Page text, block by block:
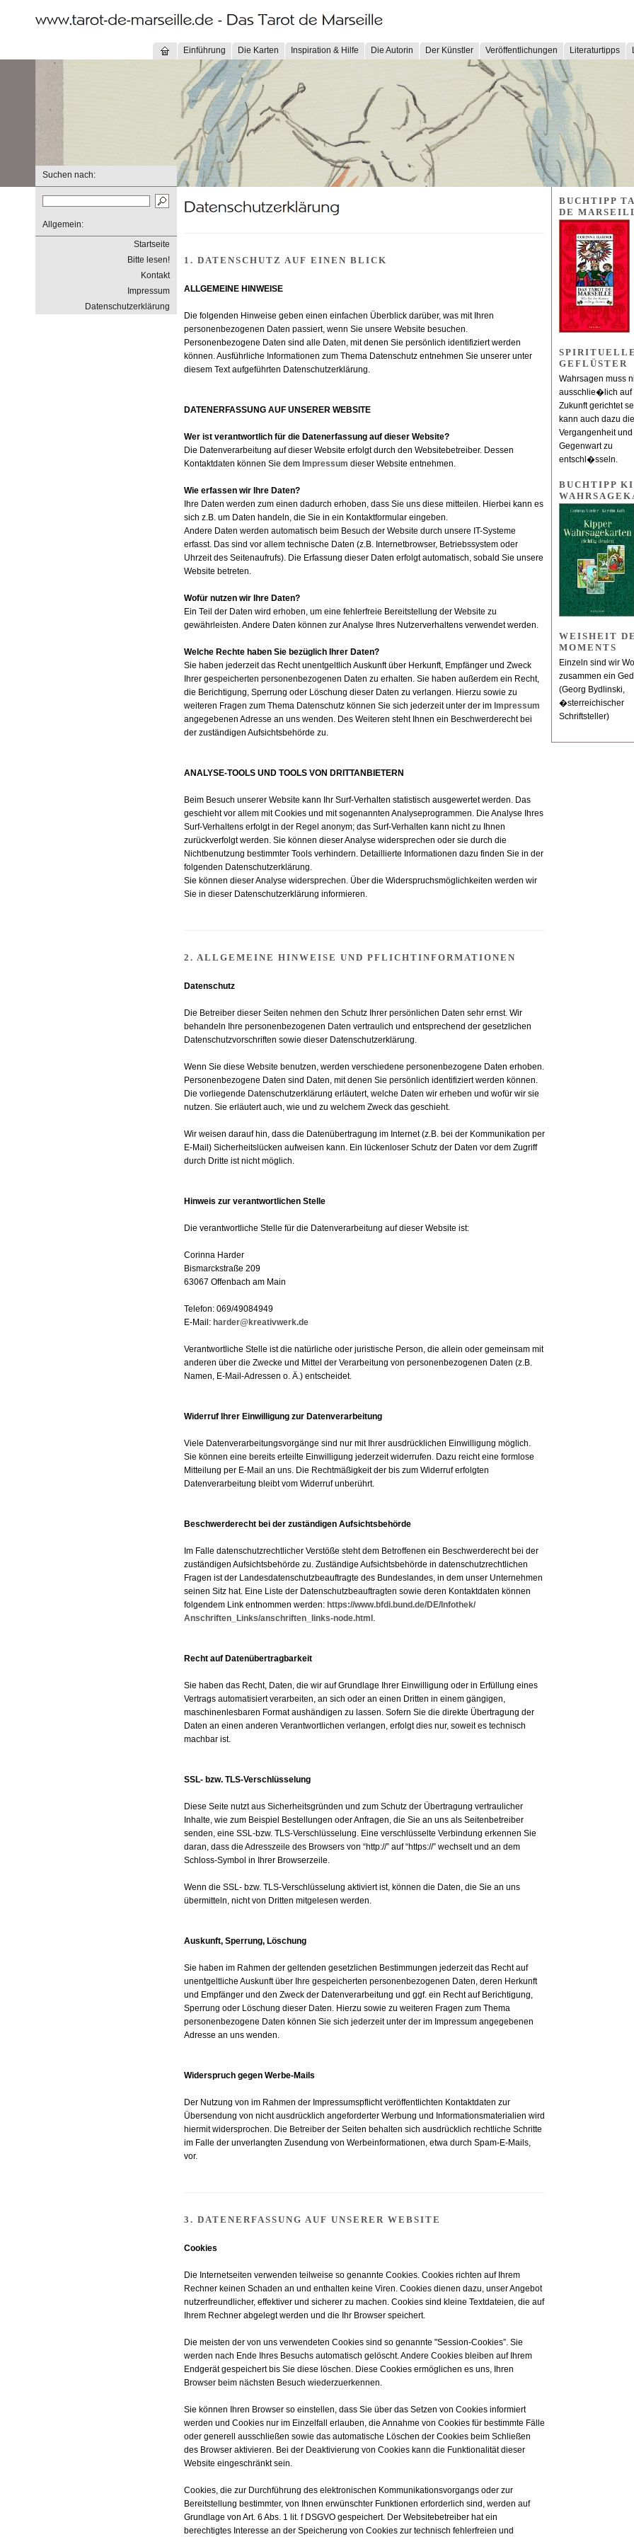
Einführung Die Karten Inspiration & Hilfe Die Autorin Der Künstler Veröffentlichungen Literaturtipps
Suchen nach:
Allgemein:
Startseite
Bitte lesen!
Kontakt
Impressum
Datenschutzerklärung
1. DATENSCHUTZ AUF EINEN BLICK
ALLGEMEINE HINWEISE
Die folgenden Hinweise geben einen einfachen Überblick darüber, was mit Ihren
personenbezogenen Daten passiert, wenn Sie unsere Website besuchen.
Personenbezogene Daten sind alle Daten, mit denen Sie persönlich identifiziert werden
können. Ausführliche Informationen zum Thema Datenschutz entnehmen Sie unserer unter
diesem Text aufgeführten Datenschutzerklärung.
DATENERFASSUNG AUF UNSERER WEBSITE
Wer ist verantwortlich für die Datenerfassung auf dieser Website?
Die Datenverarbeitung auf dieser Website erfolgt durch den Websitebetreiber. Dessen
Kontaktdaten können Sie dem Impressum dieser Website entnehmen.
Wie erfassen wir Ihre Daten?
Ihre Daten werden zum einen dadurch erhoben, dass Sie uns diese mitteilen. Hierbei kann es
sich z.B. um Daten handeln, die Sie in ein Kontaktformular eingeben.
Andere Daten werden automatisch beim Besuch der Website durch unsere IT-Systeme
erfasst. Das sind vor allem technische Daten (z.B. Internetbrowser, Betriebssystem oder
Uhrzeit des Seitenaufrufs). Die Erfassung dieser Daten erfolgt automatisch, sobald Sie unsere
Website betreten.
Wofür nutzen wir Ihre Daten?
Ein Teil der Daten wird erhoben, um eine fehlerfreie Bereitstellung der Website zu
gewährleisten. Andere Daten können zur Analyse Ihres Nutzerverhaltens verwendet werden.
Welche Rechte haben Sie bezüglich Ihrer Daten?
Sie haben jederzeit das Recht unentgeltlich Auskunft über Herkunft, Empfänger und Zweck
Ihrer gespeicherten personenbezogenen Daten zu erhalten. Sie haben außerdem ein Recht,
die Berichtigung, Sperrung oder Löschung dieser Daten zu verlangen. Hierzu sowie zu
weiteren Fragen zum Thema Datenschutz können Sie sich jederzeit unter der im Impressum
angegebenen Adresse an uns wenden. Des Weiteren steht Ihnen ein Beschwerderecht bei
der zuständigen Aufsichtsbehörde zu.
ANALYSE-TOOLS UND TOOLS VON DRITTANBIETERN
Beim Besuch unserer Website kann Ihr Surf-Verhalten statistisch ausgewertet werden. Das
geschieht vor allem mit Cookies und mit sogenannten Analyseprogrammen. Die Analyse Ihres
Surf-Verhaltens erfolgt in der Regel anonym; das Surf-Verhalten kann nicht zu Ihnen
zurückverfolgt werden. Sie können dieser Analyse widersprechen oder sie durch die
Nichtbenutzung bestimmter Tools verhindern. Detaillierte Informationen dazu finden Sie in der
folgenden Datenschutzerklärung.
Sie können dieser Analyse widersprechen. Über die Widerspruchsmöglichkeiten werden wir
Sie in dieser Datenschutzerklärung informieren.
2. ALLGEMEINE HINWEISE UND PFLICHTINFORMATIONEN
Datenschutz
Die Betreiber dieser Seiten nehmen den Schutz Ihrer persönlichen Daten sehr ernst. Wir
behandeln Ihre personenbezogenen Daten vertraulich und entsprechend der gesetzlichen
Datenschutzvorschriften sowie dieser Datenschutzerklärung.
Wenn Sie diese Website benutzen, werden verschiedene personenbezogene Daten erhoben.
Personenbezogene Daten sind Daten, mit denen Sie persönlich identifiziert werden können.
Die vorliegende Datenschutzerklärung erläutert, welche Daten wir erheben und wofür wir sie
nutzen. Sie erläutert auch, wie und zu welchem Zweck das geschieht.
Wir weisen darauf hin, dass die Datenübertragung im Internet (z.B. bei der Kommunikation per
E-Mail) Sicherheitslücken aufweisen kann. Ein lückenloser Schutz der Daten vor dem Zugriff
durch Dritte ist nicht möglich.
Hinweis zur verantwortlichen Stelle
Die verantwortliche Stelle für die Datenverarbeitung auf dieser Website ist:
Corinna Harder
Bismarckstraße 209
63067 Offenbach am Main
Telefon: 069/49084949
E-Mail: harder@kreativwerk.de
Verantwortliche Stelle ist die natürliche oder juristische Person, die allein oder gemeinsam mit
anderen über die Zwecke und Mittel der Verarbeitung von personenbezogenen Daten (z.B.
Namen, E-Mail-Adressen o. Ä.) entscheidet.
Widerruf Ihrer Einwilligung zur Datenverarbeitung
Viele Datenverarbeitungsvorgänge sind nur mit Ihrer ausdrücklichen Einwilligung möglich.
Sie können eine bereits erteilte Einwilligung jederzeit widerrufen. Dazu reicht eine formlose
Mitteilung per E-Mail an uns. Die Rechtmäßigkeit der bis zum Widerruf erfolgten
Datenverarbeitung bleibt vom Widerruf unberührt.
Beschwerderecht bei der zuständigen Aufsichtsbehörde
Im Falle datenschutzrechtlicher Verstöße steht dem Betroffenen ein Beschwerderecht bei der
zuständigen Aufsichtsbehörde zu. Zuständige Aufsichtsbehörde in datenschutzrechtlichen
Fragen ist der Landesdatenschutzbeauftragte des Bundeslandes, in dem unser Unternehmen
seinen Sitz hat. Eine Liste der Datenschutzbeauftragten sowie deren Kontaktdaten können
folgendem Link entnommen werden: https://www.bfdi.bund.de/DE/Infothek/
Anschriften_Links/anschriften_links-node.html .
Recht auf Datenübertragbarkeit
Sie haben das Recht, Daten, die wir auf Grundlage Ihrer Einwilligung oder in Erfüllung eines
Vertrags automatisiert verarbeiten, an sich oder an einen Dritten in einem gängigen,
maschinenlesbaren Format aushändigen zu lassen. Sofern Sie die direkte Übertragung der
Daten an einen anderen Verantwortlichen verlangen, erfolgt dies nur, soweit es technisch
machbar ist.
SSL- bzw. TLS-Verschlüsselung
Diese Seite nutzt aus Sicherheitsgründen und zum Schutz der Übertragung vertraulicher
Inhalte, wie zum Beispiel Bestellungen oder Anfragen, die Sie an uns als Seitenbetreiber
senden, eine SSL-bzw. TLS-Verschlüsselung. Eine verschlüsselte Verbindung erkennen Sie
daran, dass die Adresszeile des Browsers von “http://” auf “https://” wechselt und an dem
Schloss-Symbol in Ihrer Browserzeile.
Wenn die SSL- bzw. TLS-Verschlüsselung aktiviert ist, können die Daten, die Sie an uns
übermitteln, nicht von Dritten mitgelesen werden.
Auskunft, Sperrung, Löschung
Sie haben im Rahmen der geltenden gesetzlichen Bestimmungen jederzeit das Recht auf
unentgeltliche Auskunft über Ihre gespeicherten personenbezogenen Daten, deren Herkunft
und Empfänger und den Zweck der Datenverarbeitung und ggf. ein Recht auf Berichtigung,
Sperrung oder Löschung dieser Daten. Hierzu sowie zu weiteren Fragen zum Thema
personenbezogene Daten können Sie sich jederzeit unter der im Impressum angegebenen
Adresse an uns wenden.
Widerspruch gegen Werbe-Mails
Der Nutzung von im Rahmen der Impressumspflicht veröffentlichten Kontaktdaten zur
Übersendung von nicht ausdrücklich angeforderter Werbung und Informationsmaterialien wird
hiermit widersprochen. Die Betreiber der Seiten behalten sich ausdrücklich rechtliche Schritte
im Falle der unverlangten Zusendung von Werbeinformationen, etwa durch Spam-E-Mails,
vor.
3. DATENERFASSUNG AUF UNSERER WEBSITE
Cookies
Die Internetseiten verwenden teilweise so genannte Cookies. Cookies richten auf Ihrem
Rechner keinen Schaden an und enthalten keine Viren. Cookies dienen dazu, unser Angebot
nutzerfreundlicher, effektiver und sicherer zu machen. Cookies sind kleine Textdateien, die auf
Ihrem Rechner abgelegt werden und die Ihr Browser speichert.
Die meisten der von uns verwendeten Cookies sind so genannte "Session-Cookies”. Sie
werden nach Ende Ihres Besuchs automatisch gelöscht. Andere Cookies bleiben auf Ihrem
Endgerät gespeichert bis Sie diese löschen. Diese Cookies ermöglichen es uns, Ihren
Browser beim nächsten Besuch wiederzuerkennen.
Sie können Ihren Browser so einstellen, dass Sie über das Setzen von Cookies informiert
werden und Cookies nur im Einzelfall erlauben, die Annahme von Cookies für bestimmte Fälle
oder generell ausschließen sowie das automatische Löschen der Cookies beim Schließen
des Browser aktivieren. Bei der Deaktivierung von Cookies kann die Funktionalität dieser
Website eingeschränkt sein.
Cookies, die zur Durchführung des elektronischen Kommunikationsvorgangs oder zur
Bereitstellung bestimmter, von Ihnen erwünschter Funktionen erforderlich sind, werden auf
Grundlage von Art. 6 Abs. 1 lit. f DSGVO gespeichert. Der Websitebetreiber hat ein
berechtigtes Interesse an der Speicherung von Cookies zur technisch fehlerfreien und
BUCHTIPP
DE
GEFLÜSTER
Wahrsagen muss
ausschlie�lich auf
Zukunft gerichtet
kann auch dazu
Vergangenheit und
Gegenwart zu
entschl�sseln.
BUCHTIPP
WEISHEIT
MOMENTS
Einzeln sind wir
zusammen ein
(Georg Bydlinski,
�sterreichischer
Schriftsteller)